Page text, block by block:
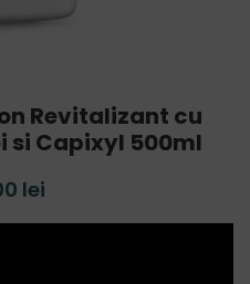
Revitalizant cu
si Capixyl 500ml
lei